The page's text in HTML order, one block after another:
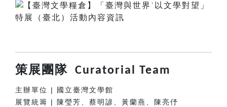
策展團隊 Curatorial Team
主辦單位 | 國立臺灣文學館
展覽統籌 | 陳瑩芳、蔡明諺、黃蘭燕、陳亮伃